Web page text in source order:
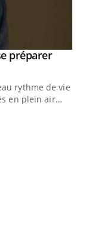
préparer
rythme de vie !
en plein air…